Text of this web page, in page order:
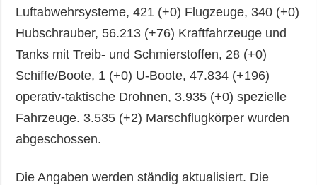
Luftabwehrsysteme, 421 (+0) Flugzeuge, 340 (+0)
Hubschrauber, 56.213 (+76) Kraftfahrzeuge und
Tanks mit Treib- und Schmierstoffen, 28 (+0)
Schiffe/Boote, 1 (+0) U-Boote, 47.834 (+196)
operativ-taktische Drohnen, 3.935 (+0) spezielle
Fahrzeuge. 3.535 (+2) Marschflugkörper wurden
abgeschossen.
Die Angaben werden ständig aktualisiert. Die